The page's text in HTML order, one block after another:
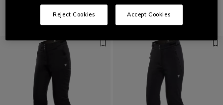
Pantalons AFFICHER TOUT
Reject Cookies Accept Cookies